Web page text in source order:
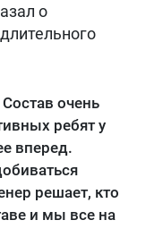
о
очень
ребят у
вперед.
решает, кто
и мы все на